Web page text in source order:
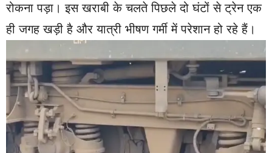
रोकना पड़ा। इस खराबी के चलते पिछले दो घंटों से ट्रेन एक
ही जगह खड़ी है और यात्री भीषण गर्मी में परेशान हो रहे हैं।